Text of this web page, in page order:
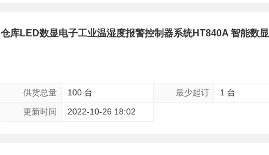
仓库LED数显电子工业温湿度报警控制器系统HT840A 智能数显
供货总量 100 台 最少起订
1 台
更新时间
2022-10-26 18:02